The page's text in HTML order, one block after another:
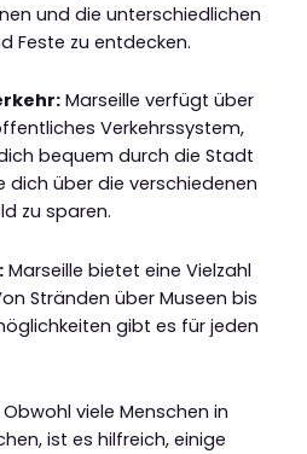
und die unterschiedlichen
Feste zu entdecken.
Marseille verfügt über
Verkehrssystem,
bequem durch die Stadt
dich über die verschiedenen
zu sparen.
Marseille bietet eine Vielzahl
Stränden über Museen bis
gibt es für jeden
Obwohl viele Menschen in
ist es hilfreich, einige